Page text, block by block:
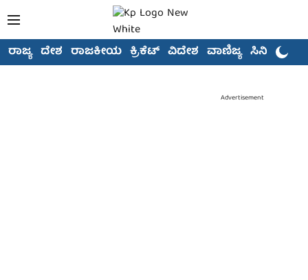
ರಾಜ್ಯ ದೇಶ ರಾಜಕೀಯ ಕ್ರಿಕೆಟ್ ವಿದೇಶ ವಾಣಿಜ್ಯ ಸಿನಿಮಾ
Advertisement